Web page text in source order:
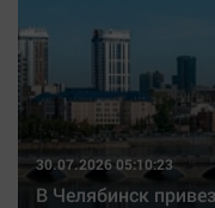
30.07.2026 05:10:23
В Челябинск